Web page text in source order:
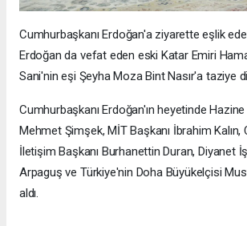
Cumhurbaşkanı Erdoğan'a ziyarette eşlik
Erdoğan da vefat eden eski Katar Emiri
Sani'nin eşi Şeyha Moza Bint Nasır'a taziye
Cumhurbaşkanı Erdoğan'ın heyetinde Hazine
Mehmet Şimşek, MİT Başkanı İbrahim Kalın,
İletişim Başkanı Burhanettin Duran, Diyanet
Arpaguş ve Türkiye'nin Doha Büyükelçisi
aldı.